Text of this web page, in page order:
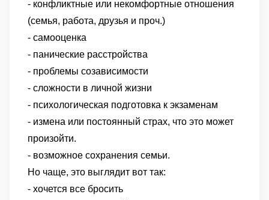
- конфликтные или некомфортные отношения
(семья, работа, друзья и проч.)
- самооценка
- панические расстройства
- проблемы созависимости
- сложности в личной жизни
- психологическая подготовка к экзаменам
- измена или постоянный страх, что это может
произойти.
- возможное сохранения семьи.
Но чаще, это выглядит вот так:
- хочется все бросить